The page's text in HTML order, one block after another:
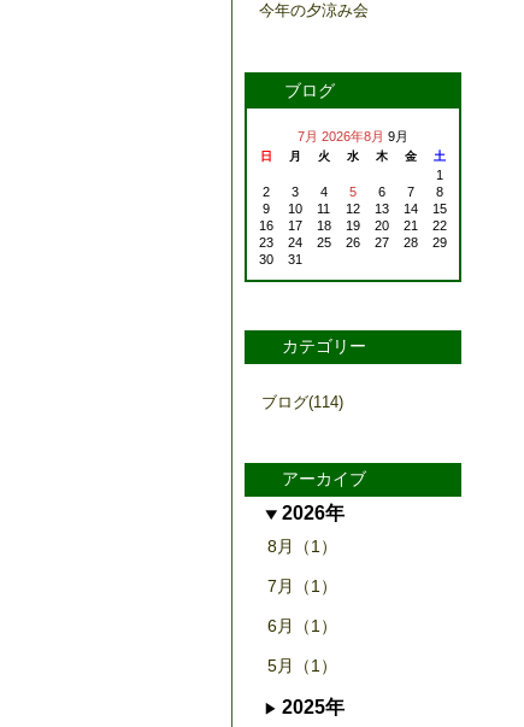
今年の夕涼み会
ブログ
7月 2026年8月 9月
日 月 火 水 木 金 土
1
2
3 4 5 6 7
8
9
10 11 12 13 14
15
16
17 18 19 20 21
22
23
24 25 26 27 28
29
30
31
カテゴリー
ブログ(114)
アーカイブ
2026年
8月（1）
7月（1）
6月（1）
5月（1）
2025年